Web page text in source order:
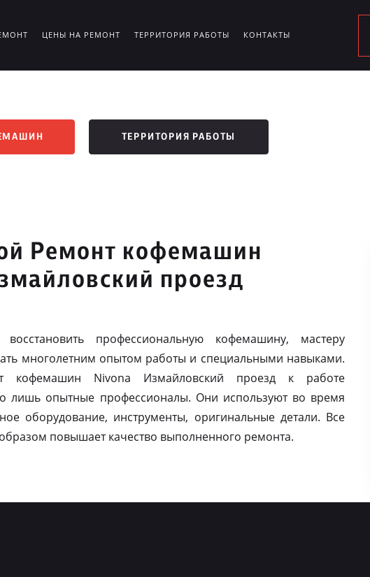
ЦЕНЫ НА РЕМОНТ ТЕРРИТОРИЯ РАБОТЫ КОНТАКТЫ
ТЕРРИТОРИЯ РАБОТЫ
Ремонт кофемашин
проезд
профессиональную кофемашину, мастеру
многолетним опытом работы и специальными навыками.
кофемашин Nivona Измайловский проезд к работе
лишь опытные профессионалы. Они используют во время
оборудование, инструменты, оригинальные детали. Все
повышает качество выполненного ремонта.